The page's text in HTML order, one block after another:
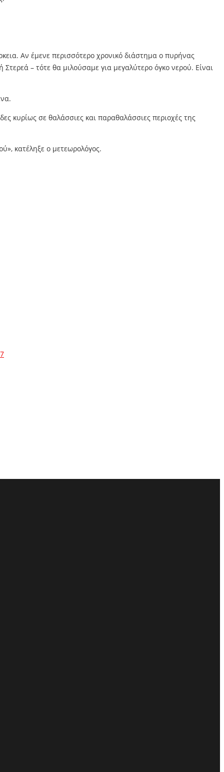
Αν έμενε περισσότερο χρονικό διάστημα ο πυρήνας
– τότε θα μιλούσαμε για μεγαλύτερο όγκο νερού. Είναι
κυρίως σε θαλάσσιες και παραθαλάσσιες περιοχές της
κατέληξε ο μετεωρολόγος.